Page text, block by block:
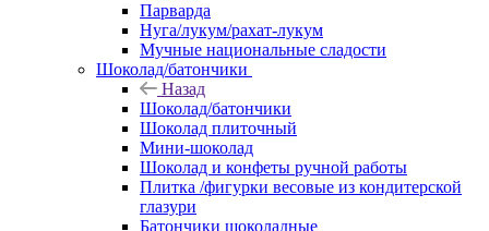
Парварда
Нуга/лукум/рахат-лукум
Мучные национальные сладости
Шоколад/батончики
Назад
Шоколад/батончики
Шоколад плиточный
Мини-шоколад
Шоколад и конфеты ручной работы
Плитка /фигурки весовые из кондитерской
глазури
Батончики шоколадные